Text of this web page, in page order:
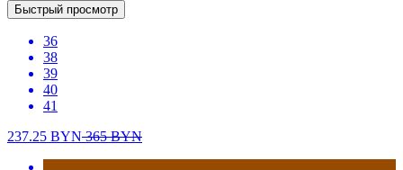
Быстрый просмотр
36
38
39
40
41
237.25 BYN365BYN